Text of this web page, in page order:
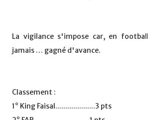
La vigilance s'impose car, en
jamais … gagné d'avance.
Classement :
1° King Faisal....................3 pts